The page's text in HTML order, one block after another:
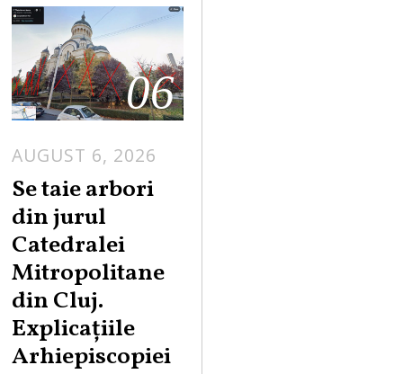
06
AUGUST 6, 2026
Se taie arbori
din jurul
Catedralei
Mitropolitane
din Cluj.
Explicațiile
Arhiepiscopiei